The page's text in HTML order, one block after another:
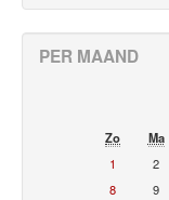
PER MAAND
Zo Ma
1
2
8
9